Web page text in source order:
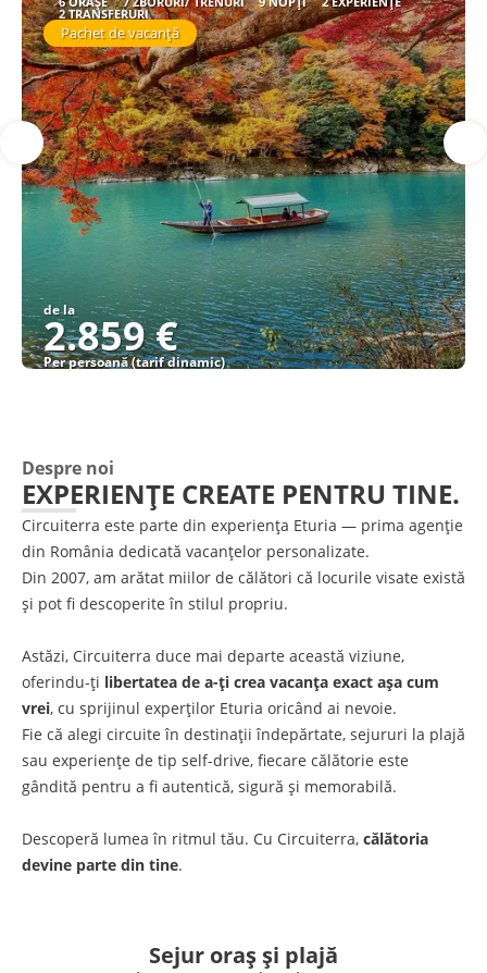
2 TRANSFERURI
Pachet de vacanță
de la
2.859 €
Per persoană (tarif dinamic)
Despre noi
EXPERIENȚE CREATE PENTRU TINE.
Circuiterra este parte din experiența Eturia — prima agenție
din România dedicată vacanțelor personalizate.
Din 2007, am arătat miilor de călători că locurile visate există
și pot fi descoperite în stilul propriu.
Astăzi, Circuiterra duce mai departe această viziune,
oferindu-ți libertatea de a-ți crea vacanța exact așa cum
vrei, cu sprijinul experților Eturia oricând ai nevoie.
Fie că alegi circuite în destinații îndepărtate, sejururi la plajă
sau experiențe de tip self-drive, fiecare călătorie este
gândită pentru a fi autentică, sigură și memorabilă.
Descoperă lumea în ritmul tău. Cu Circuiterra, călătoria
devine parte din tine.
Sejur oraș și plajă